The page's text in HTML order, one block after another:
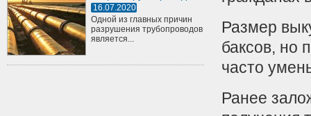
16.07.2020
Одной из главных причин
разрушения трубопроводов
является...
Размер
баксов, но
часто
Ранее